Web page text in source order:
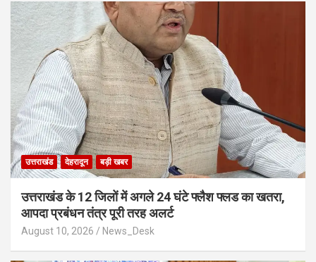
उत्तराखंड देहरादून बड़ी खबर
उत्तराखंड के 12 जिलों में अगले 24 घंटे फ्लैश फ्लड का खतरा,
आपदा प्रबंधन तंत्र पूरी तरह अलर्ट
August 10, 2026 News_Desk